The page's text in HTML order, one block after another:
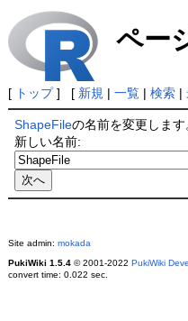
ペー
[ トップ] [ 新規 | 一覧| 検索|
ShapeFileの名前を変更します
新しい名前:
Site admin: mokada
PukiWiki 1.5.4© 2001-2022 PukiWiki
convert time: 0.022 sec.